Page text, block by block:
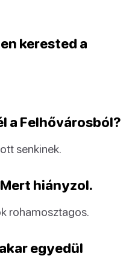
kerested a
a Felhővárosból?
senkinek.
hiányzol.
rohamosztagos.
egyedül